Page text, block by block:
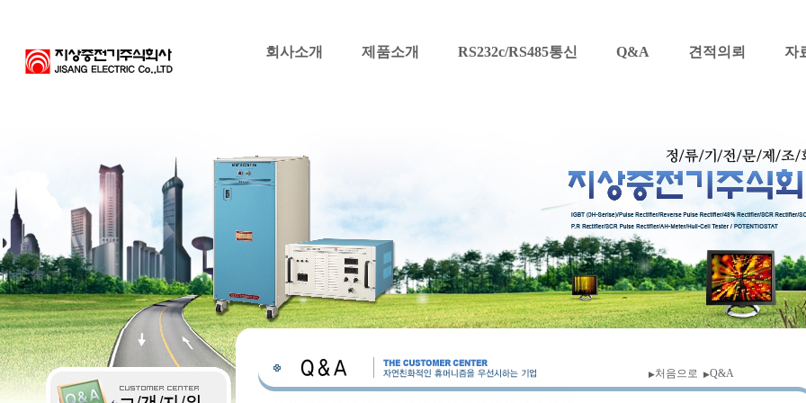
회사소개 제품소개 RS232c/RS485통신 Q&A 견적의뢰 자
▶처음으로 ▶Q&A